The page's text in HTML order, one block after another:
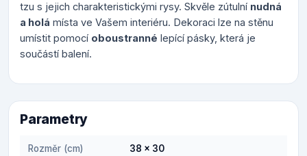
tzu s jejich charakteristickými rysy. Skvěle zútulní nudná
a holá místa ve Vašem interiéru. Dekoraci lze na stěnu
umístit pomocí oboustranné lepící pásky, která je
součástí balení.
Parametry
Rozměr (cm) 38 x 30